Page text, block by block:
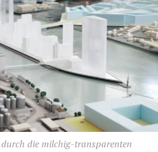
die milchig-transparenten